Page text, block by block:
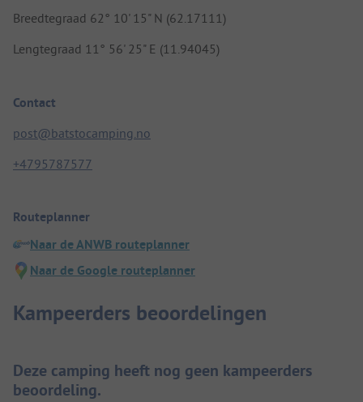
Breedtegraad 62° 10' 15" N (62.17111)
Lengtegraad 11° 56' 25" E (11.94045)
Contact
post@batstocamping.no
+4795787577
Routeplanner
Naar de ANWB routeplanner
Naar de Google routeplanner
Kampeerders beoordelingen
Deze camping heeft nog geen kampeerders
beoordeling.